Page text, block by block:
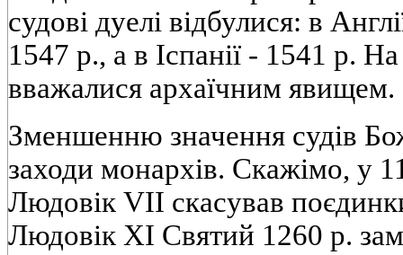
судові дуелі відбулися: в
1547 p., а в Іспанії - 1541 р.
вважалися архаїчним явищем.
Зменшенню значення судів
заходи монархів. Скажімо, у
Людовік VII скасував
Людовік XI Святий 1260 р.